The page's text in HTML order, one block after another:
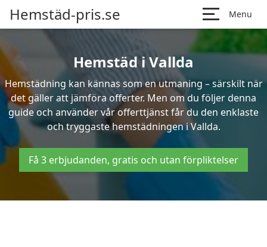
Hemstäd-pris.se Menu
Hemstäd i Vallda
Hemstädning kan kännas som en utmaning – särskilt när
det gäller att jämföra offerter. Men om du följer denna
guide och använder vår offerttjänst får du den enklaste
och tryggaste hemstädningen i Vallda.
Få 3 erbjudanden, gratis och utan förpliktelser